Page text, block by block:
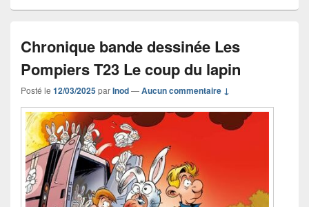
Chronique bande dessinée Les
Pompiers T23 Le coup du lapin
Posté le 12/03/2025parInod—Aucun commentaire ↓